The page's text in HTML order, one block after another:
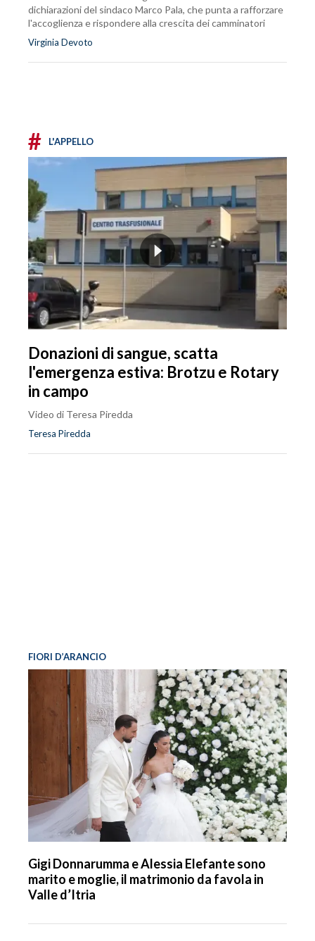
dichiarazioni del sindaco Marco Pala, che punta a rafforzare
l'accoglienza e rispondere alla crescita dei camminatori
Virginia Devoto
# L'APPELLO
Donazioni di sangue, scatta
l'emergenza estiva: Brotzu e Rotary
in campo
Video di Teresa Piredda
Teresa Piredda
FIORI D’ARANCIO
Gigi Donnarumma e Alessia Elefante sono
marito e moglie, il matrimonio da favola in
Valle d’Itria